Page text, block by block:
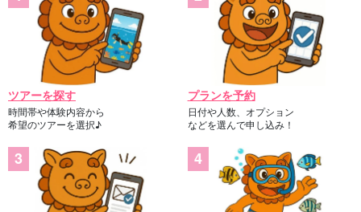
ツアーを探す
時間帯や体験内容から
希望のツアーを選択♪
プランを予約
日付や人数、オプション
などを選んで申し込み！